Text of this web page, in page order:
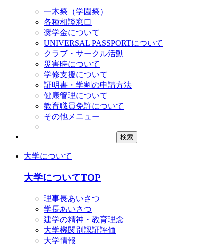
一木祭（学園祭）
各種相談窓口
奨学金について
UNIVERSAL PASSPORTについて
クラブ・サークル活動
災害時について
学修支援について
証明書・学割の申請方法
健康管理について
教育職員免許について
その他メニュー
大学について
大学についてTOP
理事長あいさつ
学長あいさつ
建学の精神・教育理念
大学機関別認証評価
大学情報